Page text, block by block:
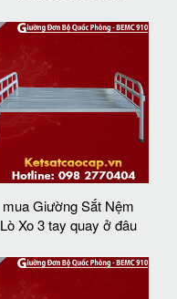
mua Giường Sắt Nệm
Lò Xo 3 tay quay ở đâu